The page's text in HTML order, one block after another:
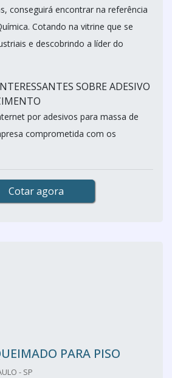
conseguirá encontrar na referência
Cotando na vitrine que se
e descobrindo a líder do
SOBRE ADESIVO
por adesivos para massa de
comprometida com os
Cotar agora
PARA PISO
- SP